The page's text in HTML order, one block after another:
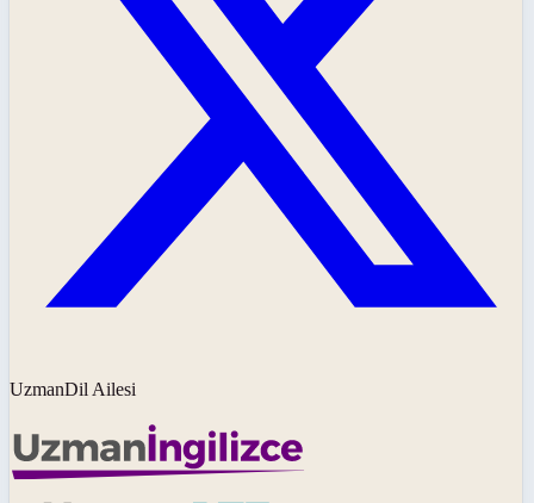
UzmanDil Ailesi